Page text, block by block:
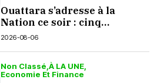
Ouattara s’adresse à la
Nation ce soir : cinq
questions en suspens
2026-08-06
Non Classé À LA UNE
Economie Et Finance